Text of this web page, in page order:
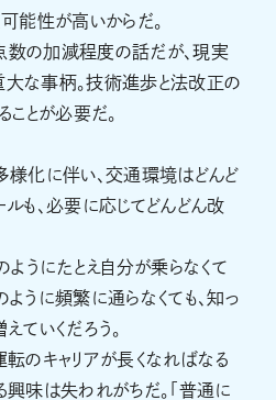
能性が高いからだ。
の加減程度の話だが、現実
な事柄。技術進歩と法改正の
ことが必要だ。
様化に伴い、交通環境はどんど
も、必要に応じてどんどん改
ようにたとえ自分が乗らなくて
うに頻繁に通らなくても、知っ
ていくだろう。
のキャリアが長くなればなる
興味は失われがちだ。「普通に